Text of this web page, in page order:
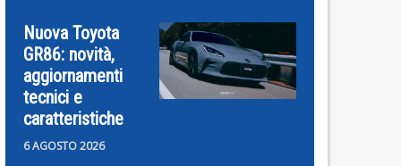
Nuova Toyota
GR86: novità,
aggiornamenti
tecnici e
caratteristiche
6 AGOSTO 2026